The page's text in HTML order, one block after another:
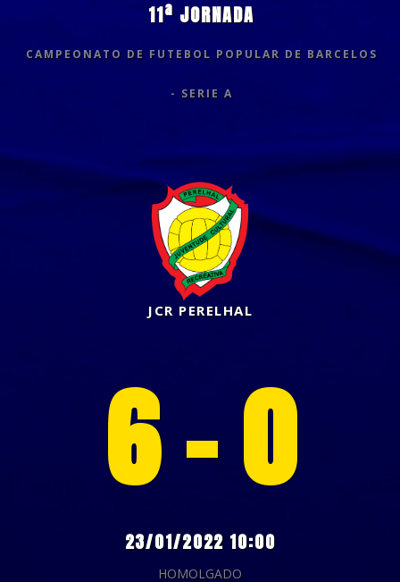
CLUBES
11ª JORNADA
CAMPEONATO DE FUTEBOL POPULAR DE BARCELOS
- SERIE A
JCR PERELHAL
6 - 0
23/01/2022 10:00
HOMOLGADO